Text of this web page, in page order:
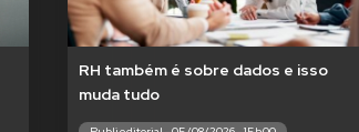
RH também é sobre dados e isso
muda tudo